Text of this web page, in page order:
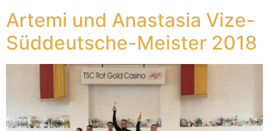
Artemi und Anastasia Vize-
Süddeutsche-Meister 2018